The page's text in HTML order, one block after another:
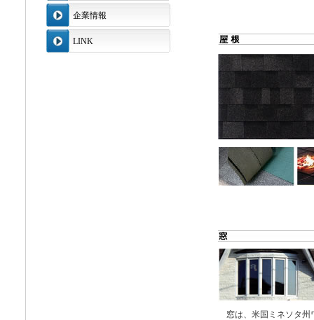
企業情報
LINK
窓は、米国ミネソタ州